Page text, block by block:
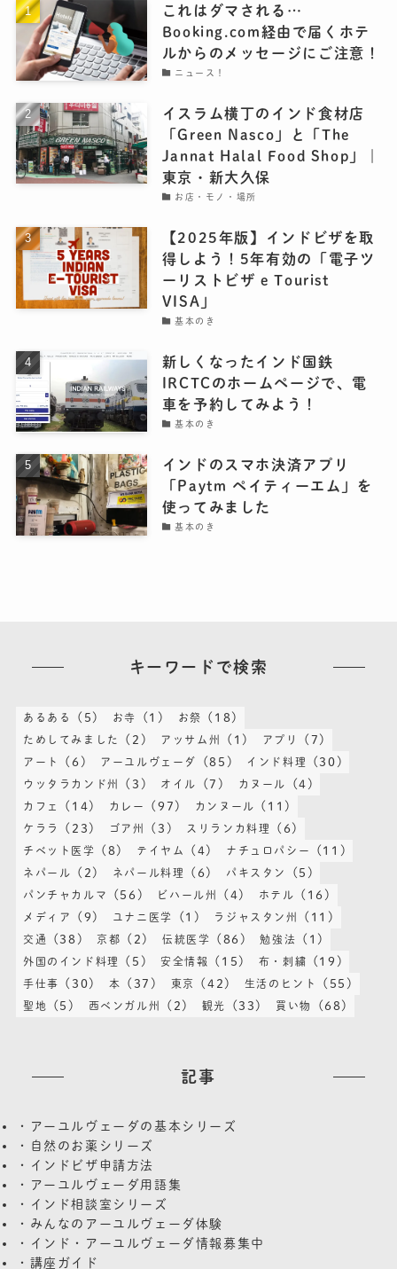
これはダマされる…
Booking.com経由で届くホテ
ルからのメッセージにご注意！
ニュース！
イスラム横丁のインド食材店
「Green Nasco」と「The
Jannat Halal Food Shop」｜
東京・新大久保
お店・モノ・場所
【2025年版】インドビザを取
得しよう！5年有効の「電子ツ
ーリストビザ e Tourist
VISA」
基本のき
新しくなったインド国鉄
IRCTCのホームページで、電
車を予約してみよう！
基本のき
インドのスマホ決済アプリ
「Paytm ペイティーエム」を
使ってみました
基本のき
キーワードで検索
あるある (5) お寺 (1) お祭 (18)
ためしてみました (2) アッサム州 (1) アプリ (7)
アート (6) アーユルヴェーダ (85) インド料理 (30)
ウッタラカンド州 (3) オイル (7) カヌール (4)
カフェ (14) カレー (97) カンヌール (11)
ケララ (23) ゴア州 (3) スリランカ料理 (6)
チベット医学 (8) テイヤム (4) ナチュロパシー (11)
ネパール (2) ネパール料理 (6) パキスタン (5)
パンチャカルマ (56) ビハール州 (4) ホテル (16)
メディア (9) ユナニ医学 (1) ラジャスタン州 (11)
交通 (38) 京都 (2) 伝統医学 (86) 勉強法 (1)
外国のインド料理 (5) 安全情報 (15) 布・刺繍 (19)
手仕事 (30) 本 (37) 東京 (42) 生活のヒント (55)
聖地 (5) 西ベンガル州 (2) 観光 (33) 買い物 (68)
記事
・アーユルヴェーダの基本シリーズ
・自然のお薬シリーズ
・インドビザ申請方法
・アーユルヴェーダ用語集
・インド相談室シリーズ
・みんなのアーユルヴェーダ体験
・インド・アーユルヴェーダ情報募集中
・講座ガイド